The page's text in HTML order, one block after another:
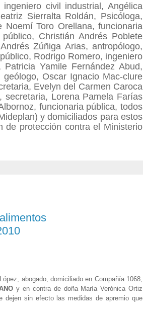
civil industrial, Angélica
Sierralta Roldán, Psicóloga,
Toro Orellana, funcionaria
Christián Andrés Poblete
Zúñiga Arias, antropólogo,
Rodrigo Romero, ingeniero
Yamile Fernández Abud,
Oscar Ignacio Mac-clure
Evelyn del Carmen Caroca
secretaria, Lorena Pamela Farías
funcionaria pública, todos
y domiciliados para estos
de protección contra el Ministerio
abogado, domiciliado en Compañía 1068,
y en contra de doña María Verónica Ortiz
dejen sin efecto las medidas de apremio que